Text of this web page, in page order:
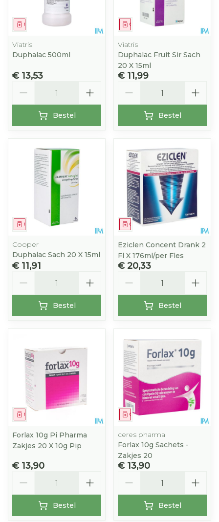
Geneesmiddel
Viatris
Duphalac 500ml
€ 13,53
Bestel
Geneesmiddel
Viatris
Duphalac Fruit Sir Sach
20 X 15ml
€ 11,99
Bestel
Geneesmiddel
Cooper
Duphalac Sach 20 X 15ml
€ 11,91
Bestel
Geneesmiddel
Eziclen Concent Drank 2
Fl X 176ml/per Fles
€ 20,33
Bestel
Geneesmiddel
Forlax 10g Pi Pharma
Zakjes 20 X 10g Pip
€ 13,90
Bestel
Geneesmiddel
ceres pharma
Forlax 10g Sachets -
Zakjes 20
€ 13,90
Bestel